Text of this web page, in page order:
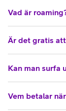
Vad är
Är det gratis
Kan man surfa
Vem betalar